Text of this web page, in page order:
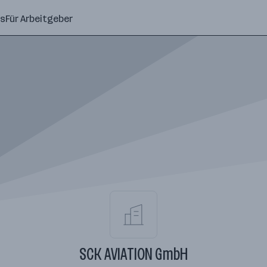
Für Arbeitgeber
SCK AVIATION GmbH